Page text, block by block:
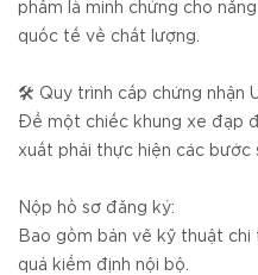
phẩm là minh chứng cho
quốc tế về chất lượng.
🛠️ Quy trình cấp chứng nhận
Để một chiếc khung xe đạp
xuất phải thực hiện các bước
Nộp hồ sơ đăng ký:
Bao gồm bản vẽ kỹ thuật
quả kiểm định nội bộ.